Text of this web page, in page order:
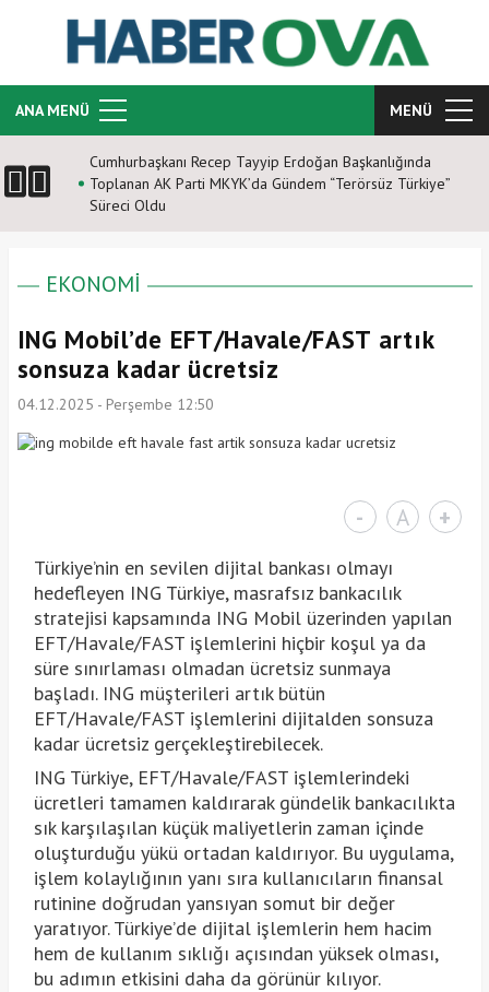
ANA MENÜ MENÜ
Cumhurbaşkanı Recep Tayyip Erdoğan Başkanlığında
Toplanan AK Parti MKYK’da Gündem “Terörsüz Türkiye”
Süreci Oldu
EKONOMİ
ING Mobil’de EFT/Havale/FAST artık
sonsuza kadar ücretsiz
04.12.2025 - Perşembe 12:50
- A +
Türkiye’nin en sevilen dijital bankası olmayı
hedefleyen ING Türkiye, masrafsız bankacılık
stratejisi kapsamında ING Mobil üzerinden yapılan
EFT/Havale/FAST işlemlerini hiçbir koşul ya da
süre sınırlaması olmadan ücretsiz sunmaya
başladı. ING müşterileri artık bütün
EFT/Havale/FAST işlemlerini dijitalden sonsuza
kadar ücretsiz gerçekleştirebilecek.
ING Türkiye, EFT/Havale/FAST işlemlerindeki
ücretleri tamamen kaldırarak gündelik bankacılıkta
sık karşılaşılan küçük maliyetlerin zaman içinde
oluşturduğu yükü ortadan kaldırıyor. Bu uygulama,
işlem kolaylığının yanı sıra kullanıcıların finansal
rutinine doğrudan yansıyan somut bir değer
yaratıyor. Türkiye’de dijital işlemlerin hem hacim
hem de kullanım sıklığı açısından yüksek olması,
bu adımın etkisini daha da görünür kılıyor.